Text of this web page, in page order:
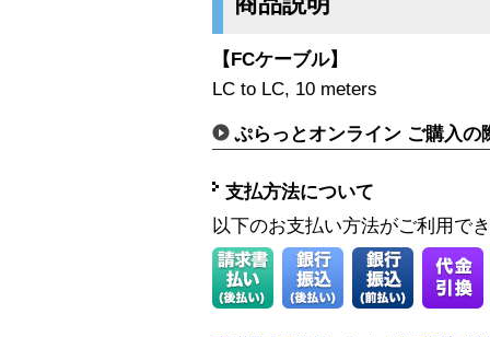
【FCケーブル】
LC to LC, 10 meters
ぷらっとオンライン ご購入の
支払方法について
以下のお支払い方法がご利用で